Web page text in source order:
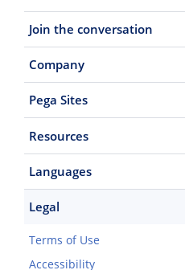
Join the conversation
Company
Pega Sites
Resources
Languages
Legal
Terms of Use
Accessibility